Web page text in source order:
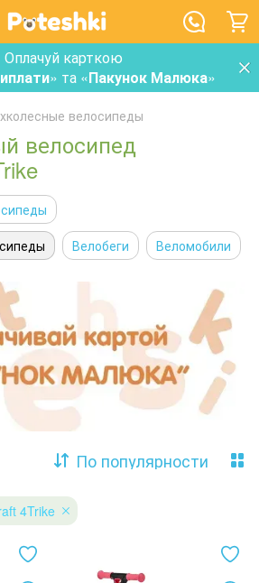
Оплачуй карткою
» та «Пакунок Малюка»
велосипеды
велосипед
Велобеги Веломобили
По популярности
4Trike